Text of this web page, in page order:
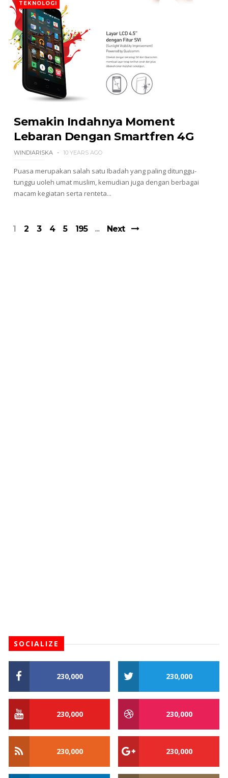
TEKNOLOGI
Semakin Indahnya Moment
Lebaran Dengan Smartfren 4G
WINDIARISKA 10 YEARS AGO
Puasa merupakan salah satu Ibadah yang paling ditunggu-
tunggu uoleh umat muslim, kemudian juga dengan berbagai
macam kegiatan serta renteta...
1 2 3 4 5 195 Next
SOCIALIZE
230,000 230,000
230,000 230,000
230,000 230,000